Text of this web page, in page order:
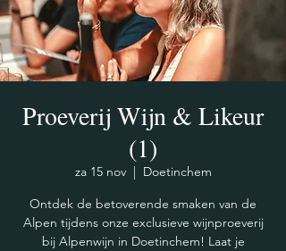
Proeverij Wijn & Likeur
(1)
za 15 nov
  |
Doetinchem
Ontdek de betoverende smaken van de
Alpen tijdens onze exclusieve wijnproeverij
bij Alpenwijn in Doetinchem! Laat je